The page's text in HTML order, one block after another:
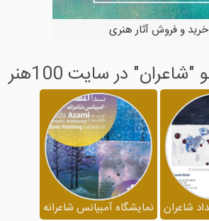
خرید و فروش آثار هنری
در سایت 100هنر
شاعران نمایشگاه آمبیانس شاعرانه